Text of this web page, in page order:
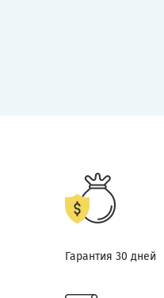
Гарантия 30 дней